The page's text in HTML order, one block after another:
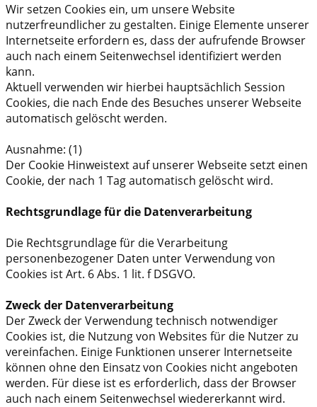
Wir setzen Cookies ein, um unsere Website
nutzerfreundlicher zu gestalten. Einige Elemente unserer
Internetseite erfordern es, dass der aufrufende Browser
auch nach einem Seitenwechsel identifiziert werden
kann.
Aktuell verwenden wir hierbei hauptsächlich Session
Cookies, die nach Ende des Besuches unserer Webseite
automatisch gelöscht werden.
Ausnahme: (1)
Der Cookie Hinweistext auf unserer Webseite setzt einen
Cookie, der nach 1 Tag automatisch gelöscht wird.
Rechtsgrundlage für die Datenverarbeitung
Die Rechtsgrundlage für die Verarbeitung
personenbezogener Daten unter Verwendung von
Cookies ist Art. 6 Abs. 1 lit. f DSGVO.
Zweck der Datenverarbeitung
Der Zweck der Verwendung technisch notwendiger
Cookies ist, die Nutzung von Websites für die Nutzer zu
vereinfachen. Einige Funktionen unserer Internetseite
können ohne den Einsatz von Cookies nicht angeboten
werden. Für diese ist es erforderlich, dass der Browser
auch nach einem Seitenwechsel wiedererkannt wird.